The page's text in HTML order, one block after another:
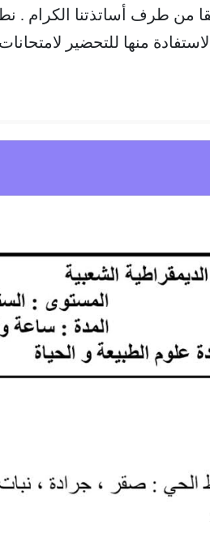
من طرف أساتذتنا الكرام .